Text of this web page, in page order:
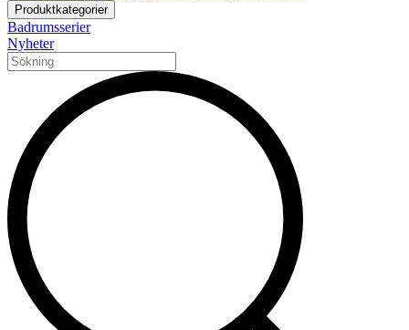
Produktkategorier
Badrumsserier
Nyheter